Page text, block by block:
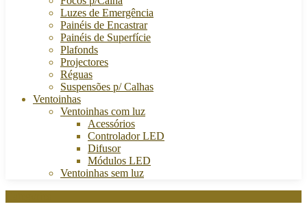
Luzes de Emergência
Painéis de Encastrar
Painéis de Superfície
Plafonds
Projectores
Réguas
Suspensões p/ Calhas
Ventoinhas
Ventoinhas com luz
Acessórios
Controlador LED
Difusor
Módulos LED
Ventoinhas sem luz